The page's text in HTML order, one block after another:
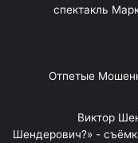
спектакль
Отпетые
Виктор
Шендерович?» -